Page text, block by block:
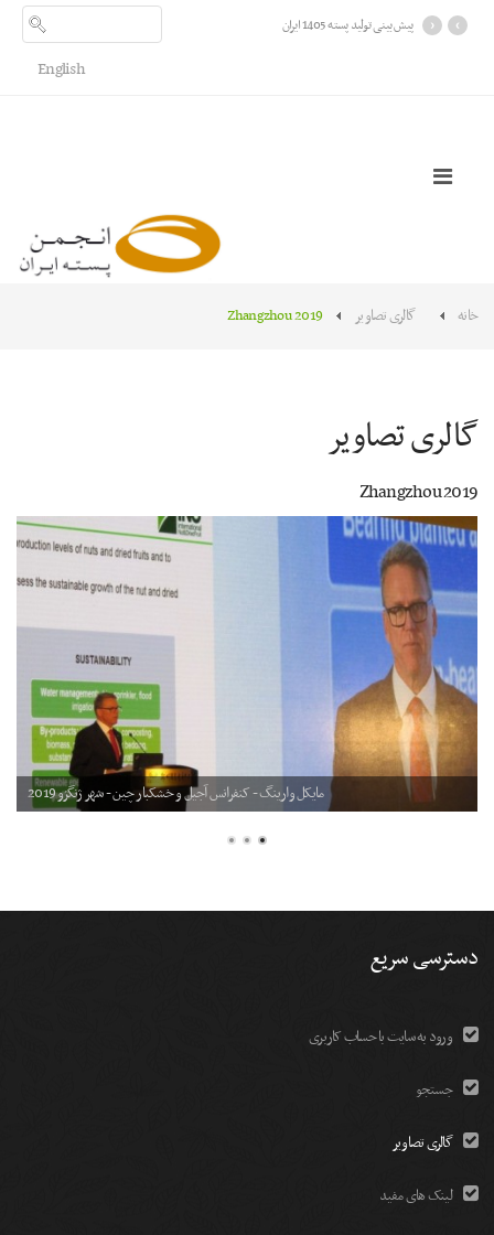
پیش بینی تولید پسته 1405 ایران ›
‹
English
خانه گالری تصاویر Zhangzhou 2019
گالری تصاویر
Zhangzhou 2019
مایکل وارینگ - کنفرانس آجیل و خشکبار چین - شهر ژنگژو 2019
دسترسی سریع
ورود به سایت با حساب کاربری
جستجو
گالری تصاویر
لینک های مفید